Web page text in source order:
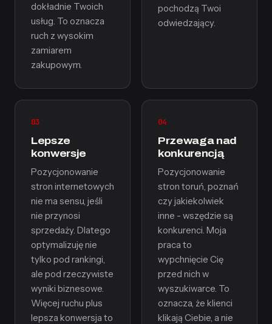
dokładnie Twoich
usług. To oznacza
ruch z wysokim
zamiarem
zakupowym.
pochodzą Twoi
odwiedzający.
03
Lepsze
konwersje
Pozycjonowanie
stron internetowych
nie ma sensu, jeśli
nie przynosi
sprzedaży. Dlatego
optymalizuję nie
tylko pod rankingi,
ale pod rzeczywiste
wyniki biznesowe.
Więcej ruchu plus
lepsza konwersja to
04
Przewaga nad
konkurencją
Pozycjonowanie
stron toruń, poznań
czy jakiekolwiek
inne - wszędzie są
konkurenci. Moja
praca to
wypchnięcie Cię
przed nich w
wyszukiwarce. To
oznacza, że klienci
klikają Ciebie, a nie